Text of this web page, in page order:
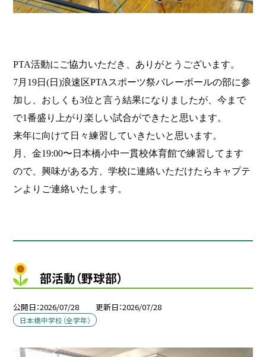
PTA活動にご協力いただき、ありがとうございます。
7月 19日(日)浪速区PTA スポーツ祭バレーボールの部に参
加し、おしくも3位と言う結果になりましたが、今まで
で1番盛り上がり楽しい試合ができたと思います。
来年に向けて日々練習していきたいと思います。
月、金19:00〜日本橋小中一貫校体育館で練習してます
ので、興味がある方、学校に連絡いただけたらキャプテ
ンよりご連絡いたします。
部活動（野球部）
公開日 2026/07/28 更新日 2026/07/28
日本橋中学校（全学年）